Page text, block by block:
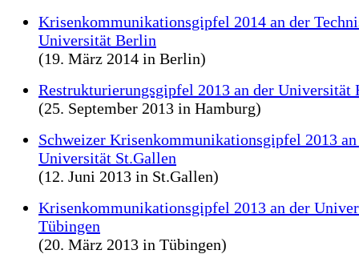
Krisenkommunikationsgipfel 2014 an der
Universität Berlin
(19. März 2014 in Berlin)
Restrukturierungsgipfel 2013 an der Universität
(25. September 2013 in Hamburg)
Schweizer Krisenkommunikationsgipfel 2013
Universität St.Gallen
(12. Juni 2013 in St.Gallen)
Krisenkommunikationsgipfel 2013 an der
Tübingen
(20. März 2013 in Tübingen)